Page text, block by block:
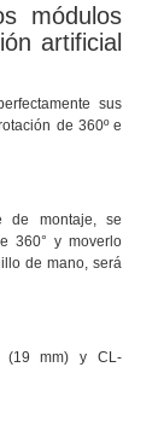
módulos
artificial
sus
de 360º e
de montaje, se
360° y moverlo
de mano, será
(19 mm) y CL-